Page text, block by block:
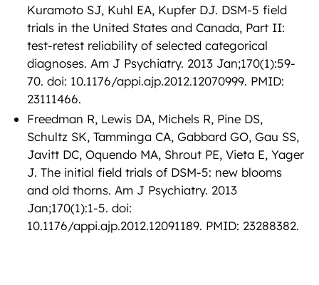
Kuramoto SJ, Kuhl EA, Kupfer DJ. DSM-5 field
trials in the United States and Canada, Part II:
test-retest reliability of selected categorical
diagnoses. Am J Psychiatry. 2013 Jan;170(1):59-
70. doi: 10.1176/appi.ajp.2012.12070999. PMID:
23111466.
Freedman R, Lewis DA, Michels R, Pine DS,
Schultz SK, Tamminga CA, Gabbard GO, Gau SS,
Javitt DC, Oquendo MA, Shrout PE, Vieta E, Yager
J. The initial field trials of DSM-5: new blooms
and old thorns. Am J Psychiatry. 2013
Jan;170(1):1-5. doi:
10.1176/appi.ajp.2012.12091189. PMID: 23288382.